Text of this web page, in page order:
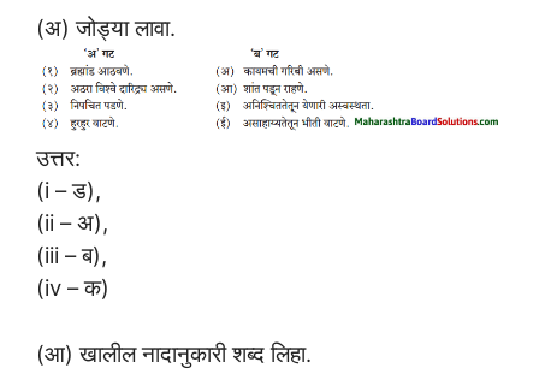
(अ) जोड्या लावा.
उत्तर:
(i – ड),
(ii – अ),
(iii – ब),
(iv – क)
(आ) खालील नादानुकारी शब्द लिहा.